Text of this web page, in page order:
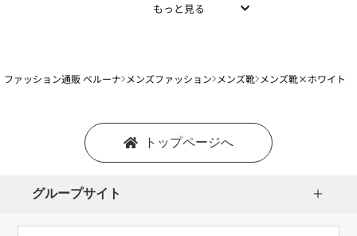
もっと見る
ファッション通販 ベルーナ メンズファッション メンズ靴 メンズ靴×ホワイト
トップページへ
グループサイト